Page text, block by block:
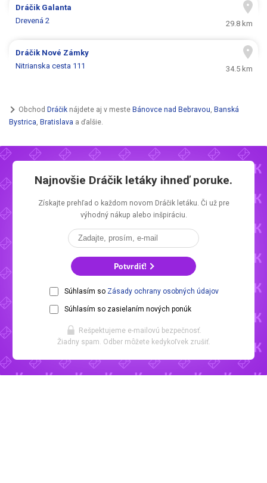
Dráčik Galanta
Drevená 2
29.8 km
Dráčik Nové Zámky
Nitrianska cesta 111
34.5 km
Obchod Dráčik nájdete aj v meste Bánovce nad Bebravou, Banská
Bystrica Bratislava a ďalšie.
Najnovšie Dráčik letáky ihneď poruke.
Získajte prehľad o každom novom Dráčik letáku. Či už pre
výhodný nákup alebo inšpiráciu.
Potvrdiť!
Súhlasím so Zásady ochrany osobných údajov
Súhlasím so zasielaním nových ponúk
Rešpektujeme e-mailovú bezpečnosť.
Žiadny spam. Odber môžete kedykoľvek zrušiť.